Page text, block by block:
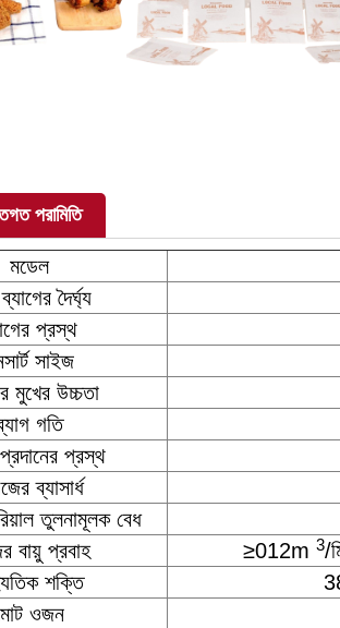
পরামিতি
মডেল
দৈর্ঘ্য
প্রস্থ
সাইজ
মুখের উচ্চতা
গতি
প্রস্থ
ব্যাসার্ধ
তুলনামূলক বেধ
বায়ু প্রবাহ ≥012m 3/
শক্তি
ওজন